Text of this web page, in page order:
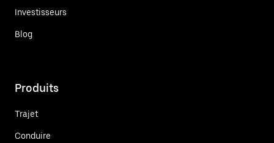
Investisseurs
Blog
Produits
Trajet
Conduire